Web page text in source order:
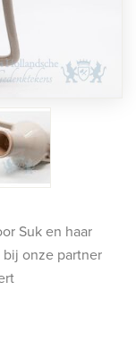
Suk en haar
onze partner